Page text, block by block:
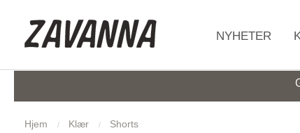
HJEM
NYHETER
Hjem Klær Shorts